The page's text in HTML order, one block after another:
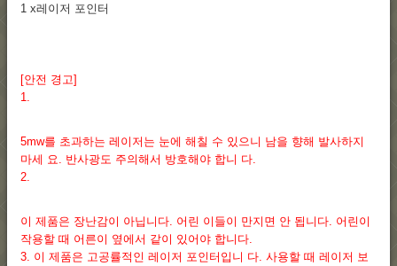
1 x레이저 포인터
[안전 경고]
1.
5mw를 초과하는 레이저는 눈에 해칠 수 있으니 남을 향해 발사하지
마세 요. 반사광도 주의해서 방호해야 합니 다.
2.
이 제품은 장난감이 아닙니다. 어린 이들이 만지면 안 됩니다. 어린이
작용할 때 어른이 옆에서 같이 있어야 합니다.
3. 이 제품은 고공률적인 레이저 포인터입니 다. 사용할 때 레이저 보